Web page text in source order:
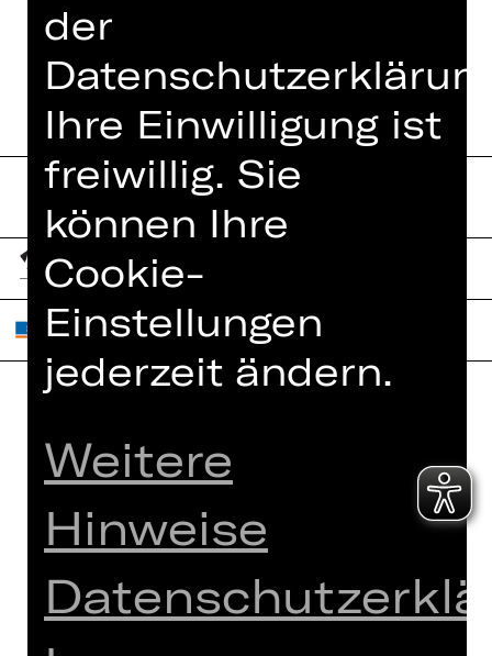
DEUTŞLAND
Spielplan
Newsletter
Kartenkauf
Abos 26/27
Presse
Interner Bereich
AGB
Datenschutz
der
Ihre Einwilligung ist
freiwillig. Sie
können Ihre
Cookie-
Einstellungen
jederzeit ändern.
Weitere
Hinweise